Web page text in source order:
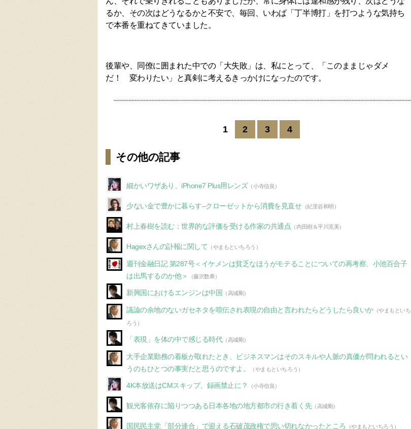
るか、その次はどうなるかと不安で、毎回、いわば「丁半博打」を打つような気持ち
で本番を重ねてきていました。
後輩や、同僚に囲まれた中での「大失敗」は、私にとって、「このままじゃダメ
だ！ 変わりたい」と真剣に考えるきっかけになったのです。
1 2 3 4
その他の記事
細かいワザあり、iPhone7 Plus用レンズ （小寺信良）
少ない金で豊かに暮らす–クローゼットから消費を見直せ（紀里谷和明）
村上春樹を読む：世界的な評価を受ける作家の共通点 （内田樹＆平川克美）
Hagexさんの訃報に関して （やまもといちろう）
週刊金融日記 第287号＜イケメンは貧乏なほうがモテることについての再考察、小池百合子
は出馬するのか他＞
（藤沢数希）
新興国におけるエンジンは中国 （高城剛）
議論の余地のないガセネタを喧伝され表現の自由と言われたらどうしたら良いか（やまもといち
ろう）
「表現」を体の中で感じる時代（高城剛）
大手企業勤務の看板が取れたとき、ビジネスマンはそのスキルや人脈の真価が問われるとい
うのもひとつの事実だと思うのですよ。
（やまもといちろう）
4K本放送はCMスキップ、録画禁止に？ （小寺信良）
観光客依存に陥りつつある日本各地の地方都市の行き着く先（高城剛）
国民民主党「部分連合」で迎える石破茂政権で思い切れなかったところ （やまもといちろう）